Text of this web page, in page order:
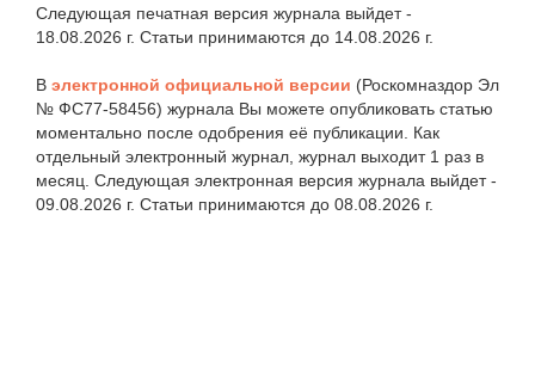
Следующая печатная версия журнала выйдет -
18.08.2026 г. Статьи принимаются до 14.08.2026 г.
В электронной официальной версии (Роскомназдор Эл
№ ФС77-58456) журнала Вы можете опубликовать статью
моментально после одобрения её публикации. Как
отдельный электронный журнал, журнал выходит 1 раз в
месяц. Следующая электронная версия журнала выйдет -
09.08.2026 г. Статьи принимаются до 08.08.2026 г.